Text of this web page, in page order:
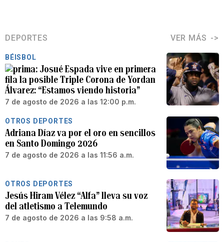
DEPORTES VER MÁS
BÉISBOL
Josué Espada vive en primera
fila la posible Triple Corona de Yordan
Álvarez: “Estamos viendo historia”
7 de agosto de 2026 a las 12:00 p.m.
OTROS DEPORTES
Adriana Díaz va por el oro en sencillos
en Santo Domingo 2026
7 de agosto de 2026 a las 11:56 a.m.
OTROS DEPORTES
Jesús Hiram Vélez “Alfa” lleva su voz
del atletismo a Telemundo
7 de agosto de 2026 a las 9:58 a.m.